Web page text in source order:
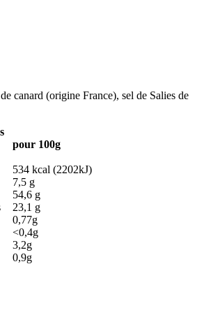
canard (origine France), sel de Salies de
pour 100g
534 kcal (2202kJ)
7,5 g
54,6 g
23,1 g
0,77g
<0,4g
3,2g
0,9g